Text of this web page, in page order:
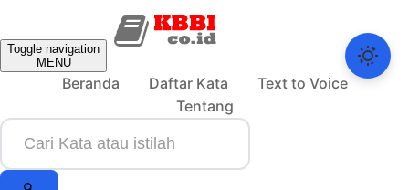
Toggle navigation
MENU
Beranda Daftar Kata
Text to Voice
Tentang